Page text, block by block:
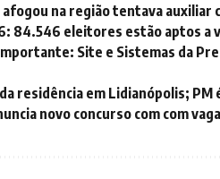
afogou na região tentava
84.546 eleitores estão aptos a
Site e Sistemas da
residência em Lidianópolis; PM
novo concurso com com